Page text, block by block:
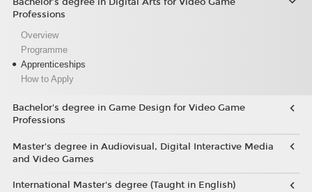
Professions
Overview
Programme
Apprenticeships
How to Apply
Bachelor's degree in Game Design for Video Game
Professions
Master's degree in Audiovisual, Digital Interactive Media
and Video Games
International Master's degree (Taught in English)